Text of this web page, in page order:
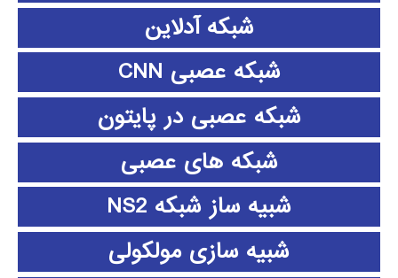
شبکه آدلاین
شبکه عصبی CNN
شبکه عصبی در پایتون
شبکه های عصبی
شبیه ساز شبکه NS2
شبیه سازی مولکولی